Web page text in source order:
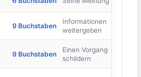
9 Buchstaben
Informationen
weitergeben
9 Buchstaben
Einen Vorgang
schildern